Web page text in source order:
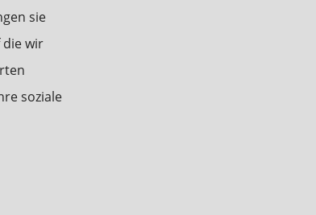
sie
die wir
soziale